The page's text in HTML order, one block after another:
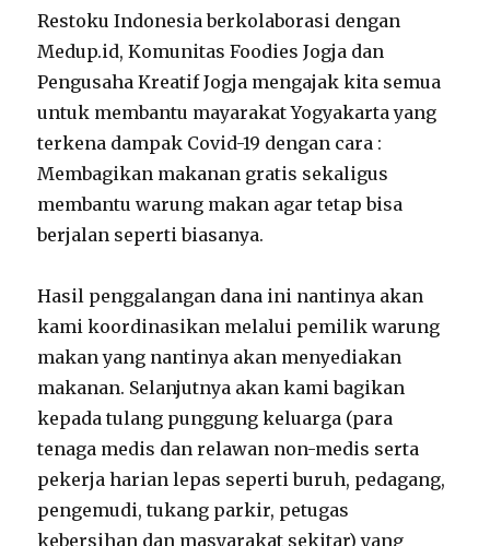
Restoku Indonesia berkolaborasi dengan
Medup.id, Komunitas Foodies Jogja dan
Pengusaha Kreatif Jogja mengajak kita semua
untuk membantu mayarakat Yogyakarta yang
terkena dampak Covid-19 dengan cara :
Membagikan makanan gratis sekaligus
membantu warung makan agar tetap bisa
berjalan seperti biasanya.
Hasil penggalangan dana ini nantinya akan
kami koordinasikan melalui pemilik warung
makan yang nantinya akan menyediakan
makanan. Selanjutnya akan kami bagikan
kepada tulang punggung keluarga (para
tenaga medis dan relawan non-medis serta
pekerja harian lepas seperti buruh, pedagang,
pengemudi, tukang parkir, petugas
kebersihan dan masyarakat sekitar) yang